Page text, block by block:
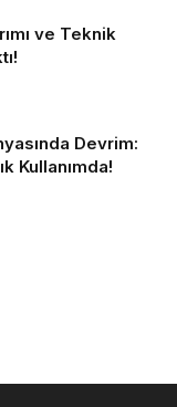
ve Teknik
Devrim:
Kullanımda!